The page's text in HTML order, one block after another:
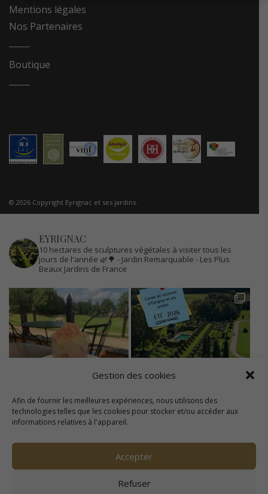
Gestion des cookies
Afin de fournir les meilleures expériences, nous utilisons des
technologies telles que les cookies pour stocker et/ou accéder aux
informations relatives à l'appareil.
Accepter
Refuser
Mentions légales
Nos Partenaires
Boutique
© 2026 Copyright Eyrignac et ses jardins.
EYRIGNAC
10 hectares de sculptures végétales à visiter tous les
jours de l'année 🌿🌳 - Jardin Remarquable - Les Plus
Beaux Jardins de France